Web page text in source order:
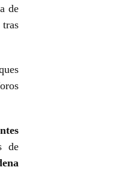
de
tras
de